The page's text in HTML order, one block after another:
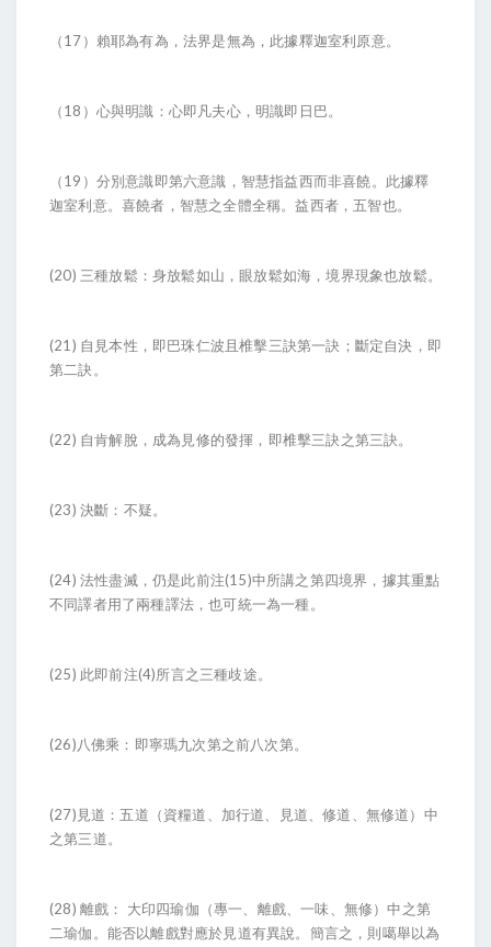
（17）賴耶為有為，法界是無為，此據釋迦室利原意。
（18）心與明識：心即凡夫心，明識即日巴。
（19）分別意識即第六意識，智慧指益西而非喜饒。此據釋
迦室利意。喜饒者，智慧之全體全稱。益西者，五智也。
(20) 三種放鬆：身放鬆如山，眼放鬆如海，境界現象也放鬆。
(21) 自見本性，即巴珠仁波且椎擊三訣第一訣；斷定自決，即
第二訣。
(22) 自肯解脫，成為見修的發揮，即椎擊三訣之第三訣。
(23) 決斷：不疑。
(24) 法性盡滅，仍是此前注(15)中所講之第四境界，據其重點
不同譯者用了兩種譯法，也可統一為一種。
(25) 此即前注(4)所言之三種歧途。
(26)八佛乘：即寧瑪九次第之前八次第。
(27)見道：五道（資糧道、加行道、見道、修道、無修道）中
之第三道。
(28) 離戲： 大印四瑜伽（專一、離戲、一味、無修）中之第
二瑜伽。能否以離戲對應於見道有異說。簡言之，則噶舉以為